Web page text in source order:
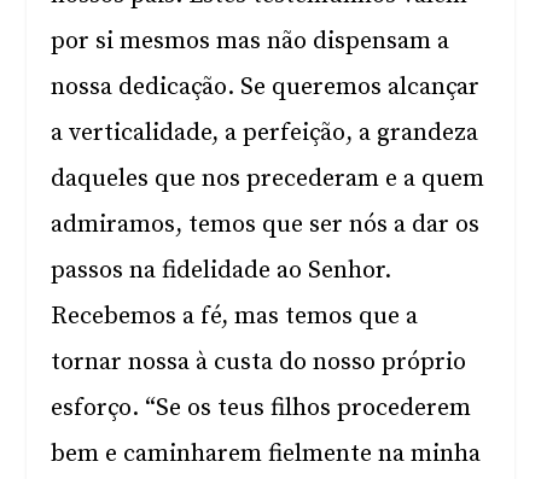
por si mesmos mas não dispensam a
nossa dedicação. Se queremos alcançar
a verticalidade, a perfeição, a grandeza
daqueles que nos precederam e a quem
admiramos, temos que ser nós a dar os
passos na fidelidade ao Senhor.
Recebemos a fé, mas temos que a
tornar nossa à custa do nosso próprio
esforço. “Se os teus filhos procederem
bem e caminharem fielmente na minha